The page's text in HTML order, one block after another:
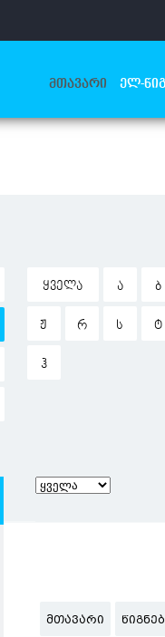
ᲛᲗᲐᲕᲐᲠᲘ ᲔᲚ-
ᲧᲕᲔᲚᲐ Ა Ბ
Ჟ Რ Ს Ტ
Ჰ
ᲛᲗᲐᲕᲐᲠᲘ